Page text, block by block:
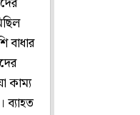
বাধার
কাম্য
ব্যাহত